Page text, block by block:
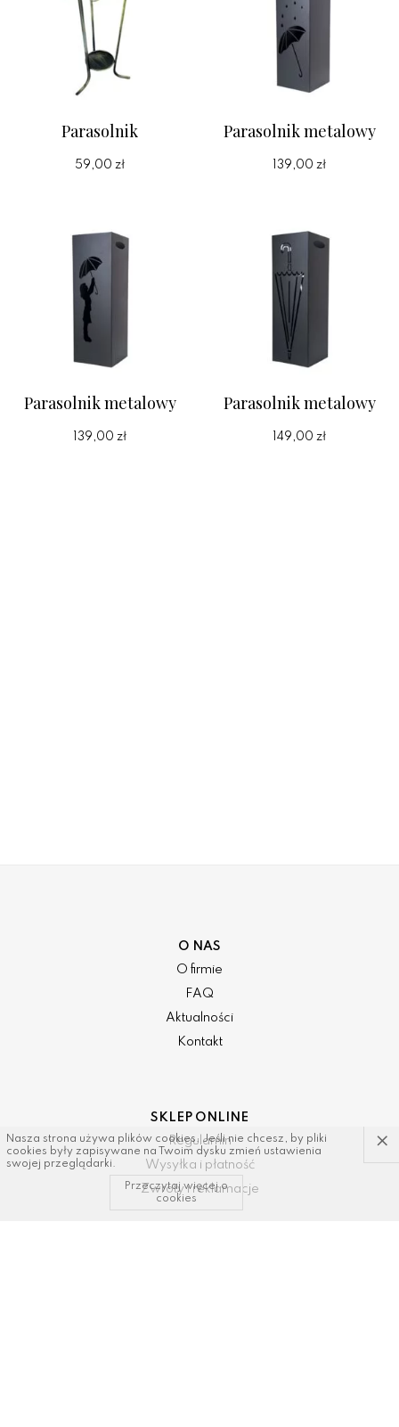
Parasolnik
59,00 zł
Parasolnik metalowy
139,00 zł
Parasolnik metalowy
139,00 zł
Parasolnik metalowy
149,00 zł
O NAS
O firmie
FAQ
Aktualności
Kontakt
SKLEP ONLINE
Regulamin
Wysyłka i płatność
Zwroty i reklamacje
Nasza strona używa plików cookies. Jeśli nie chcesz, by pliki
cookies były zapisywane na Twoim dysku zmień ustawienia
swojej przeglądarki.
×
Przeczytaj więcej o
cookies